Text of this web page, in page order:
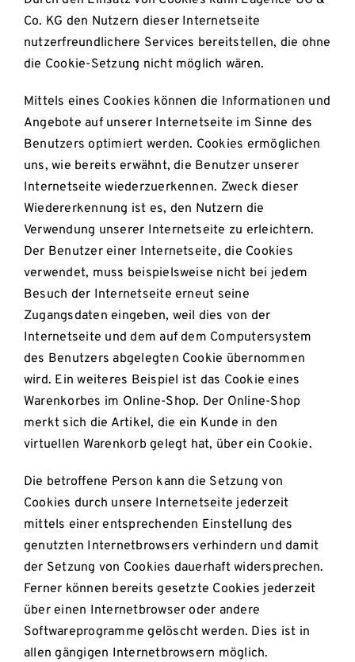
Co. KG den Nutzern dieser Internetseite
nutzerfreundlichere Services bereitstellen, die ohne
die Cookie-Setzung nicht möglich wären.
Mittels eines Cookies können die Informationen und
Angebote auf unserer Internetseite im Sinne des
Benutzers optimiert werden. Cookies ermöglichen
uns, wie bereits erwähnt, die Benutzer unserer
Internetseite wiederzuerkennen. Zweck dieser
Wiedererkennung ist es, den Nutzern die
Verwendung unserer Internetseite zu erleichtern.
Der Benutzer einer Internetseite, die Cookies
verwendet, muss beispielsweise nicht bei jedem
Besuch der Internetseite erneut seine
Zugangsdaten eingeben, weil dies von der
Internetseite und dem auf dem Computersystem
des Benutzers abgelegten Cookie übernommen
wird. Ein weiteres Beispiel ist das Cookie eines
Warenkorbes im Online-Shop. Der Online-Shop
merkt sich die Artikel, die ein Kunde in den
virtuellen Warenkorb gelegt hat, über ein Cookie.
Die betroffene Person kann die Setzung von
Cookies durch unsere Internetseite jederzeit
mittels einer entsprechenden Einstellung des
genutzten Internetbrowsers verhindern und damit
der Setzung von Cookies dauerhaft widersprechen.
Ferner können bereits gesetzte Cookies jederzeit
über einen Internetbrowser oder andere
Softwareprogramme gelöscht werden. Dies ist in
allen gängigen Internetbrowsern möglich.